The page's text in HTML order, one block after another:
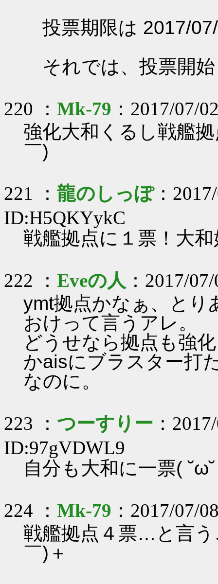
投票期限は 2017/
それでは、投票開
220 ： Mk-79 ：2017/07/
強化大和くるし戦艦
￣)
221 ： 龍のしっぽ：
ID:H5QKYykC
戦艦拠点に１票！大
222 ： Eveの人 ：2017/
ymt拠点かなぁ、とり
おけって言うアレ。
どうせなら拠点も強
かaisにブラスター打
なのに。
223 ： つーすりー ：
ID:97gVDWL9
自分も大和に一票(
224 ： Mk-79 ：2017/07/
戦艦拠点４票…と言
￣)＋